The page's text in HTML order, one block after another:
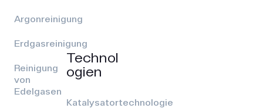
Argonreinigung
Erdgasreinigung
Reinigung
von
Edelgasen
Technol
ogien
Katalysatortechnologie